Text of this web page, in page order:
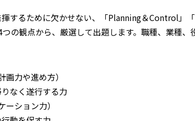
するために欠かせない、「Planning＆Control」
の観点から、厳選して出題します。職種、業種
力や進め方）
なく遂行する力
ション力）